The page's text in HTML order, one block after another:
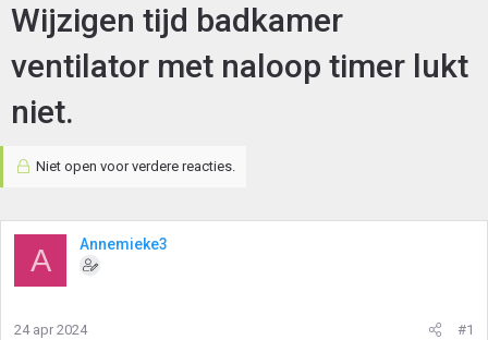
Wijzigen tijd badkamer
ventilator met naloop timer lukt
niet.
Niet open voor verdere reacties.
A Annemieke3
24 apr 2024 #1